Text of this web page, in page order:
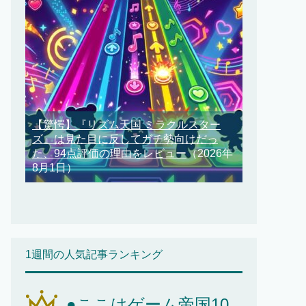
【驚愕】『リズム天国 ミラクルスター
ズ』は見た目に反してガチ勢向けだっ
た、94点評価の理由をレビュー（2026年
8月1日）
1週間の人気記事ランキング